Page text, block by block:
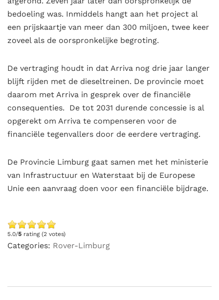
bedoeling was. Inmiddels hangt aan het project al
een prijskaartje van meer dan 300 miljoen, twee keer
zoveel als de oorspronkelijke begroting.
De vertraging houdt in dat Arriva nog drie jaar langer
blijft rijden met de dieseltreinen. De provincie moet
daarom met Arriva in gesprek over de financiële
consequenties. De tot 2031 durende concessie is al
opgerekt om Arriva te compenseren voor de
financiële tegenvallers door de eerdere vertraging.
De Provincie Limburg gaat samen met het ministerie
van Infrastructuur en Waterstaat bij de Europese
Unie een aanvraag doen voor een financiële bijdrage.
5.0/5 rating (2 votes)
Categories: Rover-Limburg